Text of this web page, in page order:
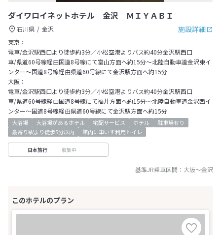
ダイワロイネットホテル 金沢 ＭＩＹＡＢＩ
施設詳細
石川県
金沢
東京：
電車/金沢駅西口より徒歩約3分／小松空港よりバス約40分金沢駅西口
車/県道60号線経由国道8号線にて富山方面へ約15分～北陸自動車道金沢東イ
ンター～国道8号線経由県道60号線にて金沢駅方面へ約15分
大阪：
電車/金沢駅西口より徒歩約3分／小松空港よりバス約40分金沢駅西口
車/県道60号線経由国道8号線にて福井方面へ約15分～北陸自動車道金沢西イ
ンター～国道8号線経由県道60号線にて金沢駅方面へ約15分
大浴場 大浴場があるホテル 宅配サービス ホテル
駐車場有り
最寄り駅より徒歩5分以内
館内に車いす利用トイレ
日本旅行 収集中
基準JR乗車区間： 大阪～金沢